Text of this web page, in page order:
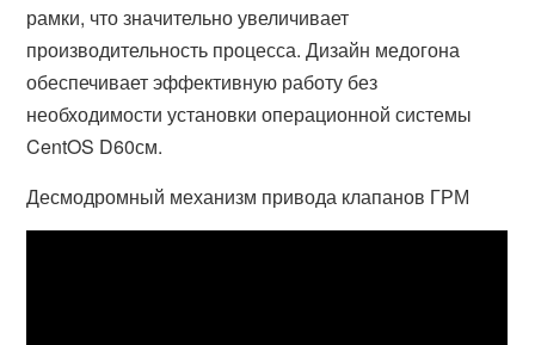
рамки, что значительно увеличивает
производительность процесса. Дизайн медогона
обеспечивает эффективную работу без
необходимости установки операционной системы
CentOS D60см.
Десмодромный механизм привода клапанов ГРМ